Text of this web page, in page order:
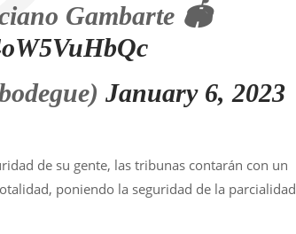
Gambarte 🏟️
January 6, 2023
de su gente, las tribunas contarán con un
poniendo la seguridad de la parcialidad